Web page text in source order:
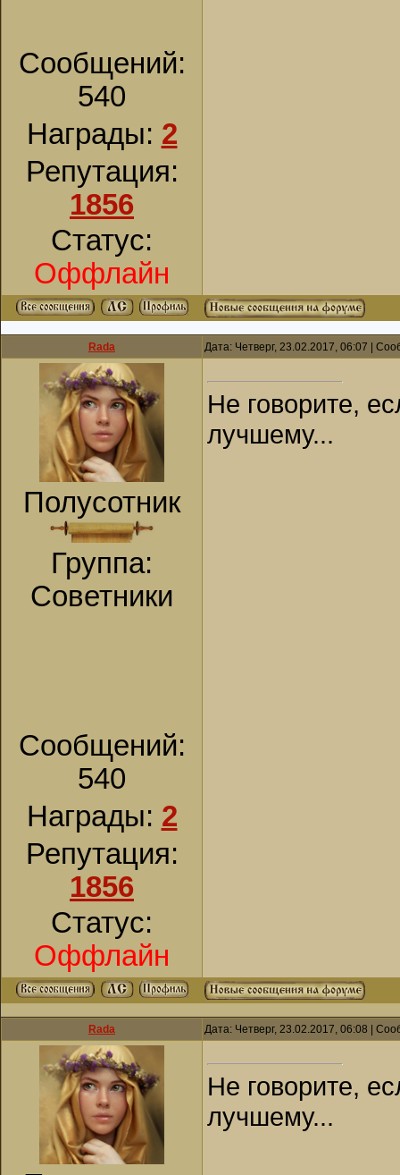
Сообщений:
540
Награды: 2
Репутация:
1856
Статус:
Оффлайн
Rada Дата: Четверг, 23.02.2017, 06:07 |
Полусотник
Группа:
Советники
Сообщений:
540
Награды: 2
Репутация:
1856
Статус:
Оффлайн
Не говорите,
лучшему...
Rada Дата: Четверг, 23.02.2017, 06:08 |
Не говорите,
лучшему...